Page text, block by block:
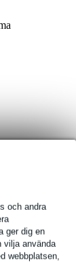
och andra
ger dig en
vilja använda
webbplatsen,